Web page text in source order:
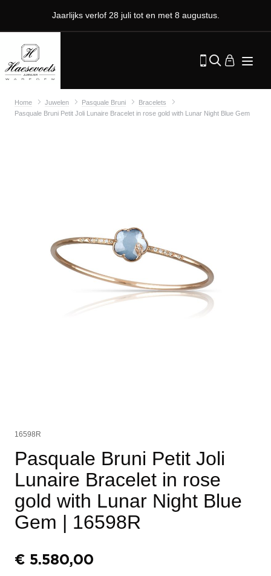
Jaarlijks verlof 28 juli tot en met 8 augustus.
Home Juwelen Pasquale Bruni
Bracelets
Pasquale Bruni Petit Joli Lunaire Bracelet in rose gold with Lunar Night Blue Gem
16598R
Pasquale Bruni Petit Joli
Lunaire Bracelet in rose
gold with Lunar Night Blue
Gem | 16598R
€ 5.580,00